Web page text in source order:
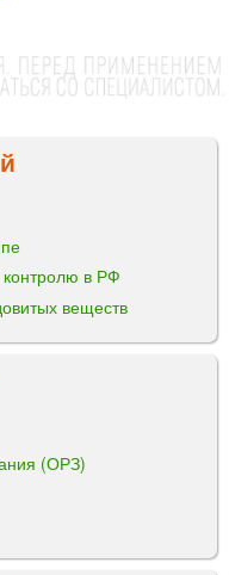
в РФ
веществ
(ОРЗ)